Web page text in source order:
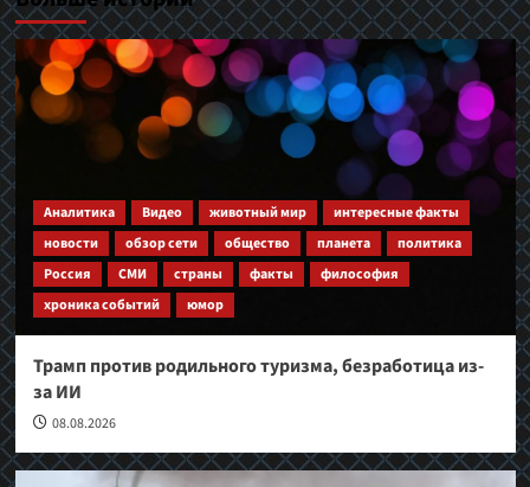
Аналитика Видео животный мир
интересные факты
новости
обзор сети общество планета
политика
Россия
СМИ страны факты
философия
хроника событий
юмор
Трамп против родильного туризма, безработица из-
за ИИ
08.08.2026